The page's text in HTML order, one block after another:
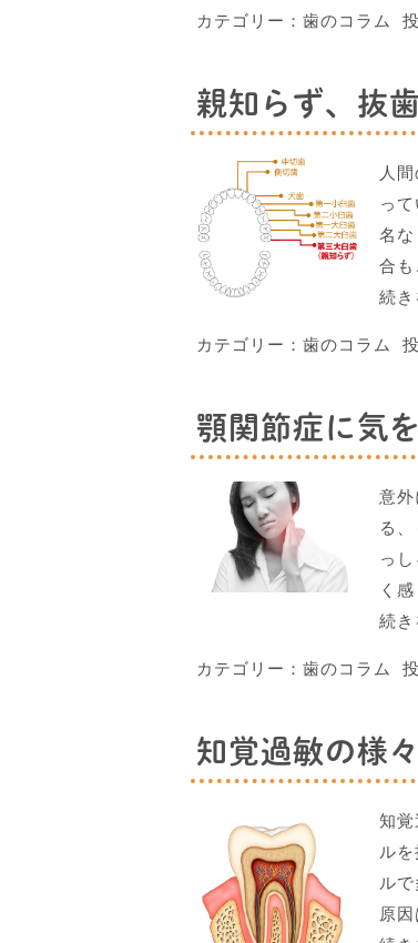
カテゴリー： 歯のコラム
親知らず、抜
人
っ
名な
合も
続き
カテゴリー： 歯のコラム
顎関節症に気
意外
る
っ
く
続き
カテゴリー： 歯のコラム
知覚過敏の様
知覚
ル
ル
原